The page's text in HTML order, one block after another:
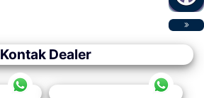
Kontak Dealer